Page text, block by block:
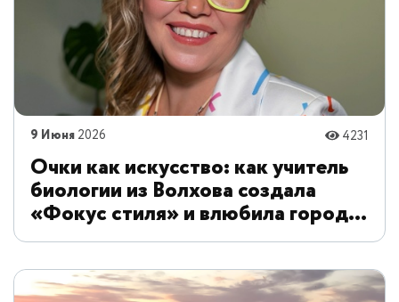
9 Июня 2026 4231
Очки как искусство: как учитель
биологии из Волхова создала
«Фокус стиля» и влюбила город в
оптику